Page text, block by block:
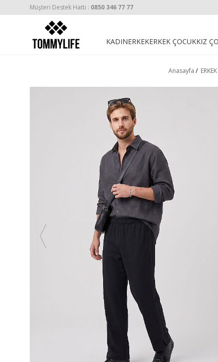
Müşteri Destek Hattı : 0850 346 77 77
KADINERKEKERKEK ÇOCUKKIZ
Anasayfa / ERKEK